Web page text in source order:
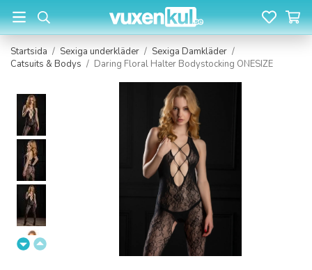
Startsida / Sexiga underkläder / Sexiga Damkläder /
Catsuits & Bodys / Daring Floral Halter Bodystocking ONESIZE